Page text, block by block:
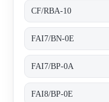
CF/RBA-10
FAI7/BN-0E
FAI7/BP-0A
FAI8/BP-0E